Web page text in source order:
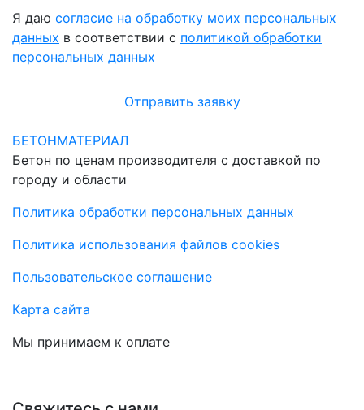
Я даю согласие на обработку моих персональных
данных в соответствии с политикой обработки
персональных данных
Отправить заявку
БЕТОНМАТЕРИАЛ
Бетон по ценам производителя с доставкой по
городу и области
Политика обработки персональных данных
Политика использования файлов cookies
Пользовательское соглашение
Карта сайта
Мы принимаем к оплате